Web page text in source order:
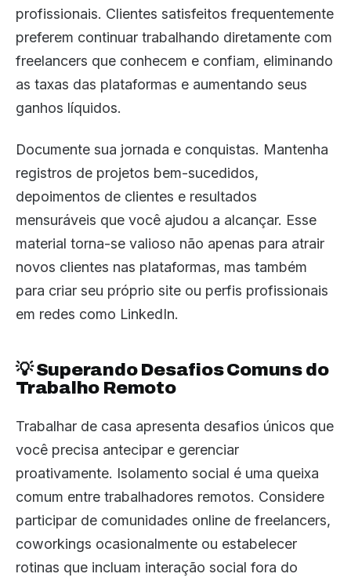
profissionais. Clientes satisfeitos frequentemente
preferem continuar trabalhando diretamente com
freelancers que conhecem e confiam, eliminando
as taxas das plataformas e aumentando seus
ganhos líquidos.
Documente sua jornada e conquistas. Mantenha
registros de projetos bem-sucedidos,
depoimentos de clientes e resultados
mensuráveis que você ajudou a alcançar. Esse
material torna-se valioso não apenas para atrair
novos clientes nas plataformas, mas também
para criar seu próprio site ou perfis profissionais
em redes como LinkedIn.
💡 Superando Desafios Comuns do
Trabalho Remoto
Trabalhar de casa apresenta desafios únicos que
você precisa antecipar e gerenciar
proativamente. Isolamento social é uma queixa
comum entre trabalhadores remotos. Considere
participar de comunidades online de freelancers,
coworkings ocasionalmente ou estabelecer
rotinas que incluam interação social fora do